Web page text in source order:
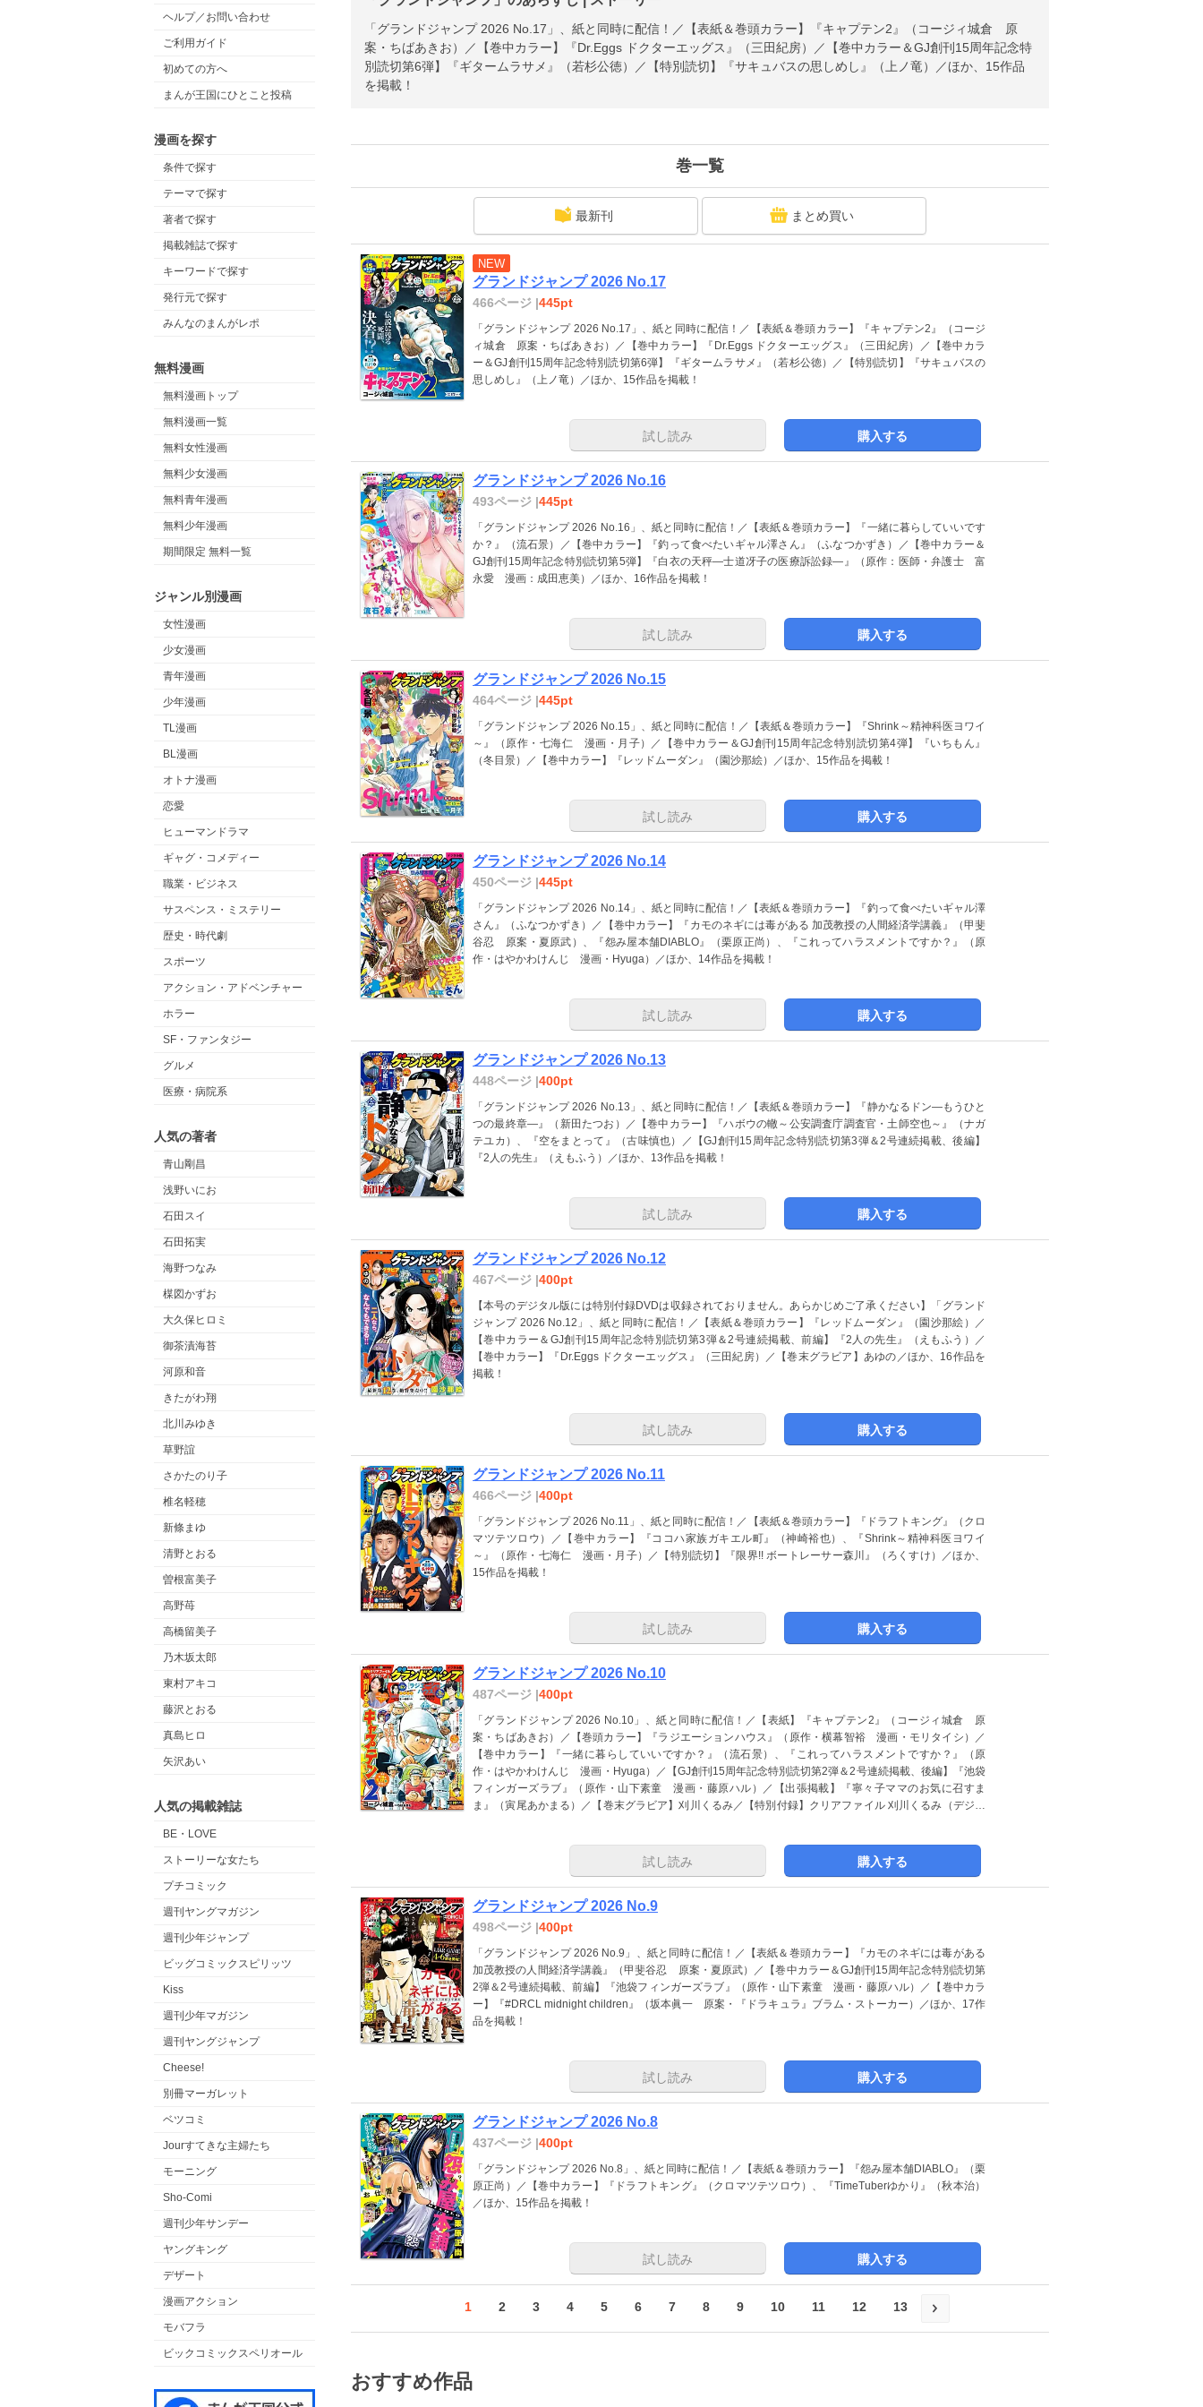
ヘルプ／お問い合わせ
ご利用ガイド
初めての方へ
まんが王国にひとこと投稿
漫画を探す
条件で探す
テーマで探す
著者で探す
掲載雑誌で探す
キーワードで探す
発行元で探す
みんなのまんがレポ
無料漫画
無料漫画トップ
無料漫画一覧
無料女性漫画
無料少女漫画
無料青年漫画
無料少年漫画
期間限定 無料一覧
ジャンル別漫画
女性漫画
少女漫画
青年漫画
少年漫画
TL漫画
BL漫画
オトナ漫画
恋愛
ヒューマンドラマ
ギャグ・コメディー
職業・ビジネス
サスペンス・ミステリー
歴史・時代劇
スポーツ
アクション・アドベンチャー
ホラー
SF・ファンタジー
グルメ
医療・病院系
人気の著者
青山剛昌
浅野いにお
石田スイ
石田拓実
海野つなみ
楳図かずお
大久保ヒロミ
御茶漬海苔
河原和音
きたがわ翔
北川みゆき
草野誼
さかたのり子
椎名軽穂
新條まゆ
清野とおる
曽根富美子
高野苺
高橋留美子
乃木坂太郎
東村アキコ
藤沢とおる
真島ヒロ
矢沢あい
人気の掲載雑誌
BE・LOVE
ストーリーな女たち
プチコミック
週刊ヤングマガジン
週刊少年ジャンプ
ビッグコミックスピリッツ
Kiss
週刊少年マガジン
週刊ヤングジャンプ
Cheese!
別冊マーガレット
ベツコミ
Jourすてきな主婦たち
モーニング
Sho-Comi
週刊少年サンデー
ヤングキング
デザート
漫画アクション
モバフラ
ビックコミックスペリオール
「グランドジャンプ 2026 No.17」、紙と同時に配信！／【表紙＆巻頭カラー】『キャプテン2』（コージィ城倉 原
案・ちばあきお）／【巻中カラー】『Dr.Eggs ドクターエッグス』（三田紀房）／【巻中カラー＆GJ創刊15周年記念特
別読切第6弾】『ギタームラサメ』（若杉公徳）／【特別読切】『サキュバスの思しめし』（上ノ竜）／ほか、15作品
を掲載！
巻一覧
最新刊 まとめ買い
NEW
グランドジャンプ 2026 No.17
466ページ |445pt
「グランドジャンプ 2026 No.17」、紙と同時に配信！／【表紙＆巻頭カラー】『キャプテン2』（コージ
ィ城倉 原案・ちばあきお）／【巻中カラー】『Dr.Eggs ドクターエッグス』（三田紀房）／【巻中カラ
ー＆GJ創刊15周年記念特別読切第6弾】『ギタームラサメ』（若杉公徳）／【特別読切】『サキュバスの
思しめし』（上ノ竜）／ほか、15作品を掲載！
試し読み 購入する
グランドジャンプ 2026 No.16
493ページ |445pt
「グランドジャンプ 2026 No.16」、紙と同時に配信！／【表紙＆巻頭カラー】『一緒に暮らしていいです
か？』（流石景）／【巻中カラー】『釣って食べたいギャル澤さん』（ふなつかずき）／【巻中カラー＆
GJ創刊15周年記念特別読切第5弾】『白衣の天秤―士道冴子の医療訴訟録―』（原作：医師・弁護士 富
永愛 漫画：成田恵美）／ほか、16作品を掲載！
試し読み 購入する
グランドジャンプ 2026 No.15
464ページ |445pt
「グランドジャンプ 2026 No.15」、紙と同時に配信！／【表紙＆巻頭カラー】『Shrink～精神科医ヨワイ
～』（原作・七海仁 漫画・月子）／【巻中カラー＆GJ創刊15周年記念特別読切第4弾】『いちもん』
（冬目景）／【巻中カラー】『レッドムーダン』（園沙那絵）／ほか、15作品を掲載！
試し読み 購入する
グランドジャンプ 2026 No.14
450ページ |445pt
「グランドジャンプ 2026 No.14」、紙と同時に配信！／【表紙＆巻頭カラー】『釣って食べたいギャル澤
さん』（ふなつかずき）／【巻中カラー】『カモのネギには毒がある 加茂教授の人間経済学講義』（甲斐
谷忍 原案・夏原武）、『怨み屋本舗DIABLO』（栗原正尚）、『これってハラスメントですか？』（原
作・はやかわけんじ 漫画・Hyuga）／ほか、14作品を掲載！
試し読み 購入する
グランドジャンプ 2026 No.13
448ページ |400pt
「グランドジャンプ 2026 No.13」、紙と同時に配信！／【表紙＆巻頭カラー】『静かなるドン―もうひと
つの最終章―』（新田たつお）／【巻中カラー】『ハボウの轍～公安調査庁調査官・土師空也～』（ナガ
テユカ）、『空をまとって』（古味慎也）／【GJ創刊15周年記念特別読切第3弾＆2号連続掲載、後編】
『2人の先生』（えもふう）／ほか、13作品を掲載！
試し読み 購入する
グランドジャンプ 2026 No.12
467ページ |400pt
【本号のデジタル版には特別付録DVDは収録されておりません。あらかじめご了承ください】「グランド
ジャンプ 2026 No.12」、紙と同時に配信！／【表紙＆巻頭カラー】『レッドムーダン』（園沙那絵）／
【巻中カラー＆GJ創刊15周年記念特別読切第3弾＆2号連続掲載、前編】『2人の先生』（えもふう）／
【巻中カラー】『Dr.Eggs ドクターエッグス』（三田紀房）／【巻末グラビア】あゆの／ほか、16作品を
掲載！
試し読み 購入する
グランドジャンプ 2026 No.11
466ページ |400pt
「グランドジャンプ 2026 No.11」、紙と同時に配信！／【表紙＆巻頭カラー】『ドラフトキング』（クロ
マツテツロウ）／【巻中カラー】『ココハ家族ガキエル町』（神崎裕也）、『Shrink～精神科医ヨワイ
～』（原作・七海仁 漫画・月子）／【特別読切】『限界!! ボートレーサー森川』（ろくすけ）／ほか、
15作品を掲載！
試し読み 購入する
グランドジャンプ 2026 No.10
487ページ |400pt
「グランドジャンプ 2026 No.10」、紙と同時に配信！／【表紙】『キャプテン2』（コージィ城倉 原
案・ちばあきお）／【巻頭カラー】『ラジエーションハウス』（原作・横幕智裕 漫画・モリタイシ）／
【巻中カラー】『一緒に暮らしていいですか？』（流石景）、『これってハラスメントですか？』（原
作・はやかわけんじ 漫画・Hyuga）／【GJ創刊15周年記念特別読切第2弾＆2号連続掲載、後編】『池袋
フィンガーズラブ』（原作・山下素童 漫画・藤原ハル）／【出張掲載】『寧々子ママのお気に召すま
ま』（寅尾あかまる）／【巻末グラビア】刈川くるみ／【特別付録】クリアファイル 刈川くるみ（デジタ
試し読み 購入する
グランドジャンプ 2026 No.9
498ページ |400pt
「グランドジャンプ 2026 No.9」、紙と同時に配信！／【表紙＆巻頭カラー】『カモのネギには毒がある
加茂教授の人間経済学講義』（甲斐谷忍 原案・夏原武）／【巻中カラー＆GJ創刊15周年記念特別読切第
2弾＆2号連続掲載、前編】『池袋フィンガーズラブ』（原作・山下素童 漫画・藤原ハル）／【巻中カラ
ー】『#DRCL midnight children』（坂本眞一 原案・『ドラキュラ』ブラム・ストーカー）／ほか、17作
品を掲載！
試し読み 購入する
グランドジャンプ 2026 No.8
437ページ |400pt
「グランドジャンプ 2026 No.8」、紙と同時に配信！／【表紙＆巻頭カラー】『怨み屋本舗DIABLO』（栗
原正尚）／【巻中カラー】『ドラフトキング』（クロマツテツロウ）、『TimeTuberゆかり』（秋本治）
／ほか、15作品を掲載！
試し読み 購入する
1 2 3 4 5 6 7 8 9 10 11 12 13
おすすめ作品